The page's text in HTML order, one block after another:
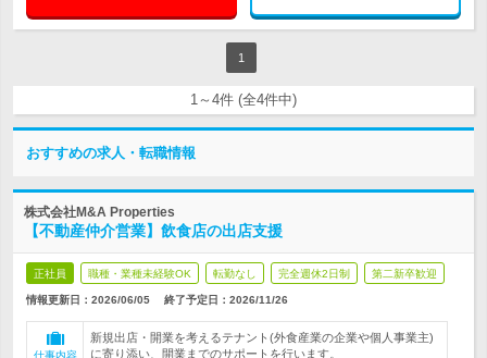
1
1～4件 (全4件中)
おすすめの求人・転職情報
株式会社M&A Properties
【不動産仲介営業】飲食店の出店支援
正社員 職種・業種未経験OK 転勤なし 完全週休2日制 第二新卒歓迎
情報更新日：2026/06/05 終了予定日： 2026/11/26
仕事内容
新規出店・開業を考えるテナント(外食産業の企業や個人事業主)
に寄り添い、開業までのサポートを行います。